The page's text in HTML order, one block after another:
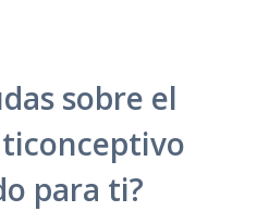
sobre el
para ti?